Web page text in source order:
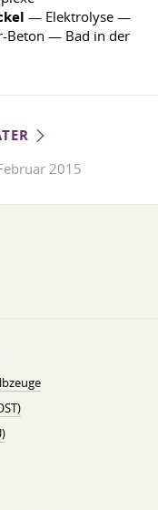
— Elektrolyse —
Beton — Bad in der
2015